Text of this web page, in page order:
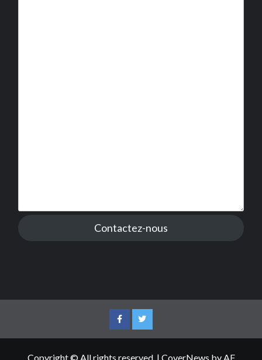
Contactez-nous
FacebookTwitter
Copyright © All rights reserved. | CoverNews by AF